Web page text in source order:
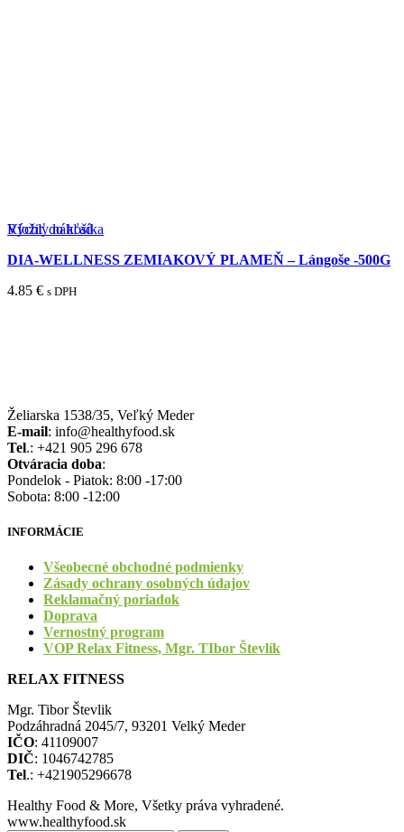
Rýchly náhľad
Vložiť do košíka
DIA-WELLNESS ZEMIAKOVÝ PLAMEŇ – Lángoše -500G
4.85 € s DPH
Želiarska 1538/35, Veľký Meder
E-mail: info@healthyfood.sk
Tel.: +421 905 296 678
Otváracia doba:
Pondelok - Piatok: 8:00 -17:00
Sobota: 8:00 -12:00
INFORMÁCIE
Všeobecné obchodné podmienky
Zásady ochrany osobných údajov
Reklamačný poriadok
Doprava
Vernostný program
VOP Relax Fitness, Mgr. TIbor Števlík
RELAX FITNESS
Mgr. Tibor Števlik
Podzáhradná 2045/7, 93201 Velký Meder
IČO: 41109007
DIČ: 1046742785
Tel.: +421905296678
Healthy Food & More, Všetky práva vyhradené.
www.healthyfood.sk